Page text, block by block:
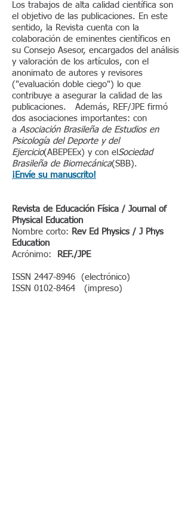
Los trabajos de alta calidad científica son
el objetivo de las publicaciones. En este
sentido, la Revista cuenta con la
colaboración de eminentes científicos en
su Consejo Asesor, encargados del análisis
y valoración de los artículos, con el
anonimato de autores y revisores
("evaluación doble ciego") lo que
contribuye a asegurar la calidad de las
publicaciones. Además, REF/JPE firmó
dos asociaciones importantes: con
a Asociación Brasileña de Estudios en
Psicología del Deporte y del
Ejercicio(ABEPEEx) y con el Sociedad
Brasileña de Biomecánica(SBB).
¡Envíe su manuscrito!
Revista de Educación Física / Journal of
Physical Education
Nombre corto: Rev Ed Physics / J Phys
Education
Acrónimo:
REF./JPE
ISSN 2447-8946 (electrónico)
ISSN 0102-8464 (impreso)